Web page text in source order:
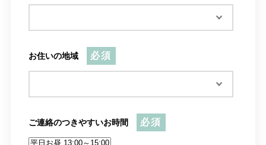
お住いの地域 必須
ご連絡のつきやすいお時間 必須